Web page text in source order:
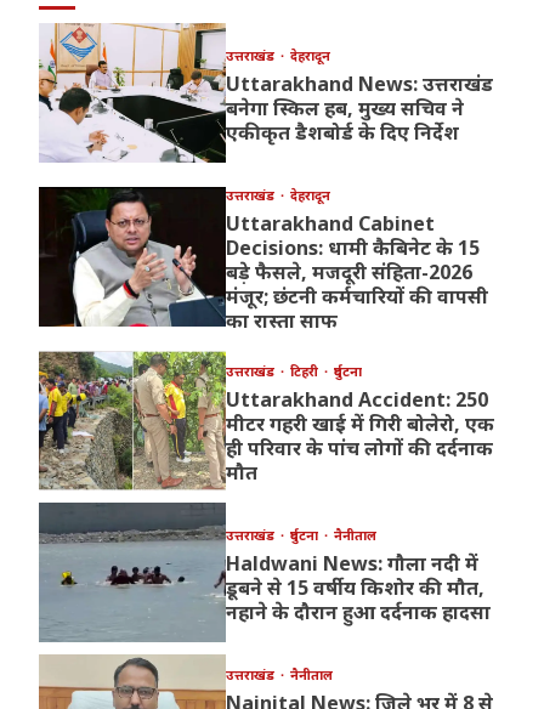
उत्तराखंड देहरादून
Uttarakhand News: उत्तराखंड
बनेगा स्किल हब, मुख्य सचिव ने
एकीकृत डैशबोर्ड के दिए निर्देश
उत्तराखंड देहरादून
Uttarakhand Cabinet
Decisions: धामी कैबिनेट के 15
बड़े फैसले, मजदूरी संहिता-2026
मंजूर; छंटनी कर्मचारियों की वापसी
का रास्ता साफ
उत्तराखंड टिहरी दुर्घटना
Uttarakhand Accident: 250
मीटर गहरी खाई में गिरी बोलेरो, एक
ही परिवार के पांच लोगों की दर्दनाक
मौत
उत्तराखंड दुर्घटना नैनीताल
Haldwani News: गौला नदी में
डूबने से 15 वर्षीय किशोर की मौत,
नहाने के दौरान हुआ दर्दनाक हादसा
उत्तराखंड नैनीताल
Nainital News: जिले भर में 8 से